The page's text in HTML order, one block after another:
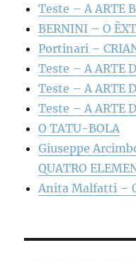
Teste – A ARTE
BERNINI – O
Portinari –
Teste – A ARTE
Teste – A ARTE
Teste – A ARTE
O TATU-BOLA
Giuseppe
QUATRO
Anita Malfatti –